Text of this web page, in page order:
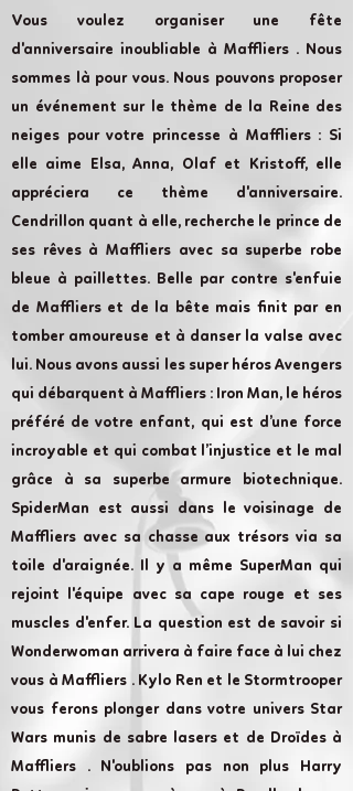
Vous voulez organiser une fête
d'anniversaire inoubliable à Maffliers . Nous
sommes là pour vous. Nous pouvons proposer
un événement sur le thème de la Reine des
neiges pour votre princesse à Maffliers : Si
elle aime Elsa, Anna, Olaf et Kristoff, elle
appréciera ce thème d'anniversaire.
Cendrillon quant à elle, recherche le prince de
ses rêves à Maffliers avec sa superbe robe
bleue à paillettes. Belle par contre s'enfuie
de Maffliers et de la bête mais finit par en
tomber amoureuse et à danser la valse avec
lui. Nous avons aussi les super héros Avengers
qui débarquent à Maffliers : Iron Man, le héros
préféré de votre enfant, qui est d’une force
incroyable et qui combat l’injustice et le mal
grâce à sa superbe armure biotechnique.
SpiderMan est aussi dans le voisinage de
Maffliers avec sa chasse aux trésors via sa
toile d'araignée. Il y a même SuperMan qui
rejoint l'équipe avec sa cape rouge et ses
muscles d'enfer. La question est de savoir si
Wonderwoman arrivera à faire face à lui chez
vous à Maffliers . Kylo Ren et le Stormtrooper
vous ferons plonger dans votre univers Star
Wars munis de sabre lasers et de Droïdes à
Maffliers . N'oublions pas non plus Harry